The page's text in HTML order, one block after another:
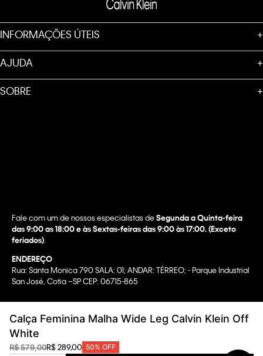
Calça Feminina Malha Wide Leg Calvin Klein Off
White
R$579,00R$289,00 50% OFF
INFORMAÇÕES ÚTEIS +
AJUDA +
SOBRE +
Fale com um de nossos especialistas deSegunda a Quinta-feira
das 9:00 as 18:00 e às Sextas-feiras das 9:00 às 17:00. (Exceto
feriados)
ENDEREÇO
Rua: Santa Monica 790 SALA: 01; ANDAR: TÉRREO; - Parque Industrial
San José, Cotia –SP CEP: 06715-865
WBR INDUSTRIA E COMERCIO DE VESTUARIO LTDA.
CNPJ 07.296.319/0058-90